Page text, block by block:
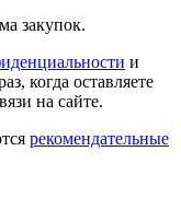
закупок.
и
когда оставляете
на сайте.
рекомендательные